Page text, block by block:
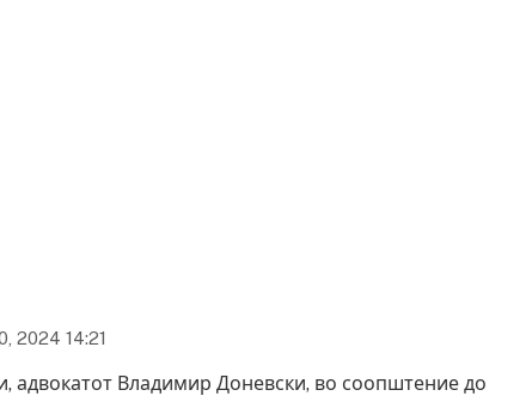
2024 14:21
адвокатот Владимир Доневски, во соопштение до